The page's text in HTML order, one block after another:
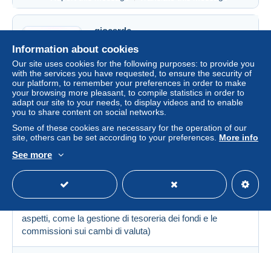
Created on 16 Jan 2024 at 12:27 #1658631
giocardc
6548 messages
Italy
Ciao,
presentano, comunque penso che la gratuità di Mango
Pay possa essere non di breve periodo, sostituita da altre
aspetti, come la gestione di tesoreria dei fondi e le
commissioni sui cambi di valuta)
Information about cookies
Our site uses cookies for the following purposes: to provide you
with the services you have requested, to ensure the security of
our platform, to remember your preferences in order to make
your browsing more pleasant, to compile statistics in order to
adapt our site to your needs, to display videos and to enable
you to share content on social networks.
Some of these cookies are necessary for the operation of our
site, others can be set according to your preferences. More info
See more